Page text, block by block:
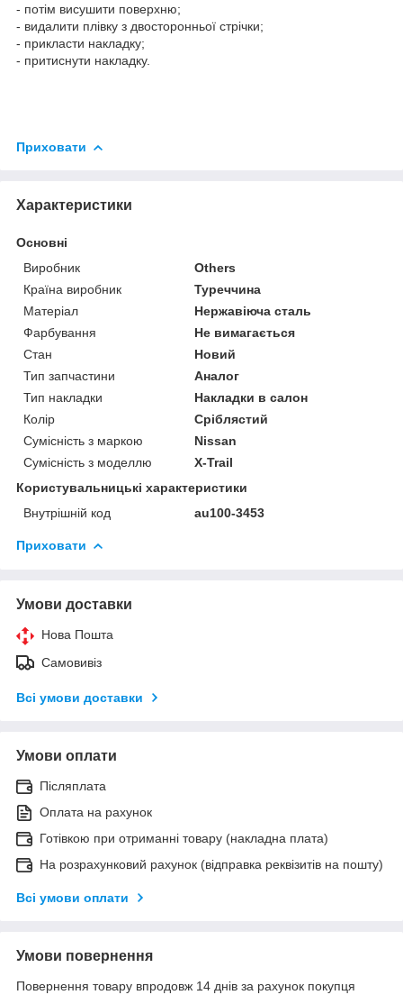
- потім висушити поверхню;
- видалити плівку з двосторонньої стрічки;
- прикласти накладку;
- притиснути накладку.
Приховати
Характеристики
Основні
Виробник
Others
Країна виробник
Туреччина
Матеріал
Нержавіюча сталь
Фарбування
Не вимагається
Стан
Новий
Тип запчастини
Аналог
Тип накладки
Накладки в салон
Колір
Сріблястий
Сумісність з маркою
Nissan
Сумісність з моделлю
X-Trail
Користувальницькі характеристики
Внутрішній код
au100-3453
Приховати
Умови доставки
Нова Пошта
Самовивіз
Всі умови доставки
Умови оплати
Післяплата
Оплата на рахунок
Готівкою при отриманні товару (накладна плата)
На розрахунковий рахунок (відправка реквізитів на пошту)
Всі умови оплати
Умови повернення
Повернення товару впродовж 14 днів за рахунок покупця